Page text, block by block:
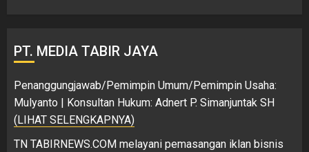
PT. MEDIA TABIR JAYA
Penanggungjawab/Pemimpin Umum/Pemimpin Usaha:
Mulyanto | Konsultan Hukum: Adnert P. Simanjuntak SH
(LIHAT SELENGKAPNYA)
TN TABIRNEWS.COM melayani pemasangan iklan bisnis